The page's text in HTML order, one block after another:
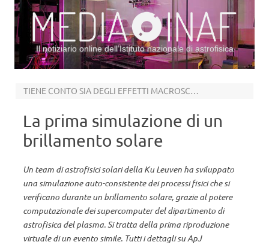
Il notiziario online dell’Istituto nazionale di astrofisica
TIENE CONTO SIA DEGLI EFFETTI MACROSCOPI, SIA DI QUELLI MICROSCOPICI
La prima simulazione di un
brillamento solare
Un team di astrofisici solari della Ku Leuven ha sviluppato
una simulazione auto-consistente dei processi fisici che si
verificano durante un brillamento solare, grazie al potere
computazionale dei supercomputer del dipartimento di
astrofisica del plasma. Si tratta della prima riproduzione
virtuale di un evento simile. Tutti i dettagli su ApJ